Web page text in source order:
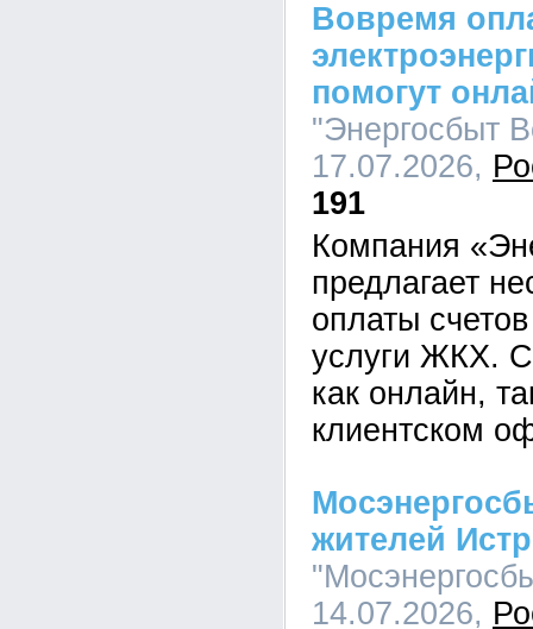
Вовремя
помогут
"Энергосбыт
17.07.2026,
191
Компания
предлагает
оплаты
услуги ЖКХ.
как онлайн,
клиентском
жителей
14.07.2026,